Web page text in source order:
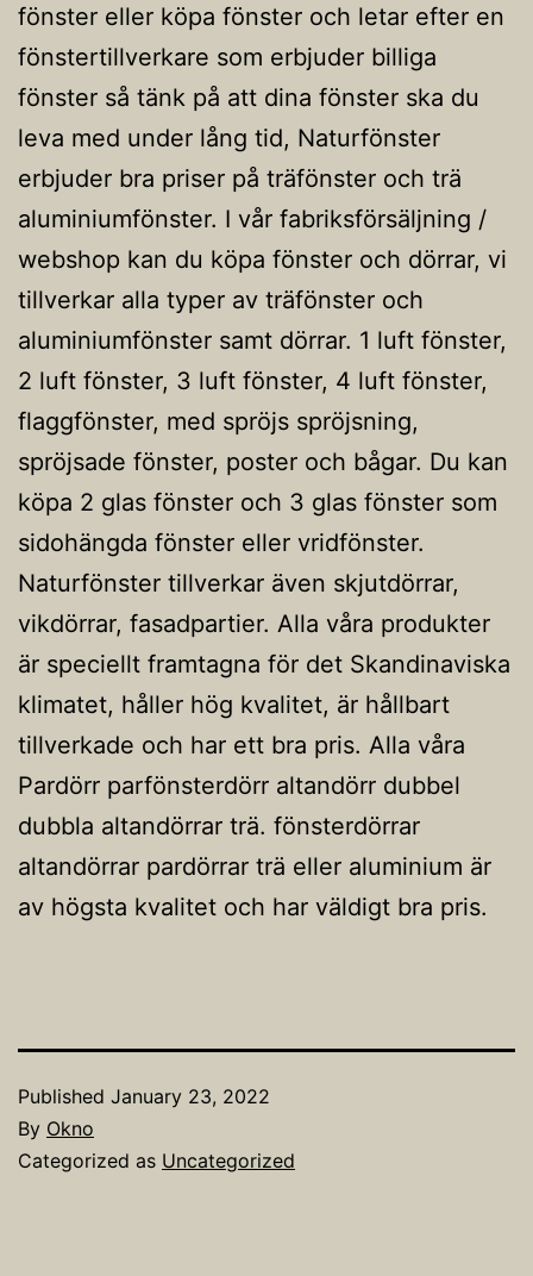
fönster eller köpa fönster och letar efter en
fönstertillverkare som erbjuder billiga
fönster så tänk på att dina fönster ska du
leva med under lång tid, Naturfönster
erbjuder bra priser på träfönster och trä
aluminiumfönster. I vår fabriksförsäljning /
webshop kan du köpa fönster och dörrar, vi
tillverkar alla typer av träfönster och
aluminiumfönster samt dörrar. 1 luft fönster,
2 luft fönster, 3 luft fönster, 4 luft fönster,
flaggfönster, med spröjs spröjsning,
spröjsade fönster, poster och bågar. Du kan
köpa 2 glas fönster och 3 glas fönster som
sidohängda fönster eller vridfönster.
Naturfönster tillverkar även skjutdörrar,
vikdörrar, fasadpartier. Alla våra produkter
är speciellt framtagna för det Skandinaviska
klimatet, håller hög kvalitet, är hållbart
tillverkade och har ett bra pris. Alla våra
Pardörr parfönsterdörr altandörr dubbel
dubbla altandörrar trä. fönsterdörrar
altandörrar pardörrar trä eller aluminium är
av högsta kvalitet och har väldigt bra pris.
Published January 23, 2022
By Okno
Categorized as Uncategorized